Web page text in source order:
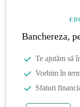
Banchereza,
Te ajutăm să
Vorbim în
Sfaturi